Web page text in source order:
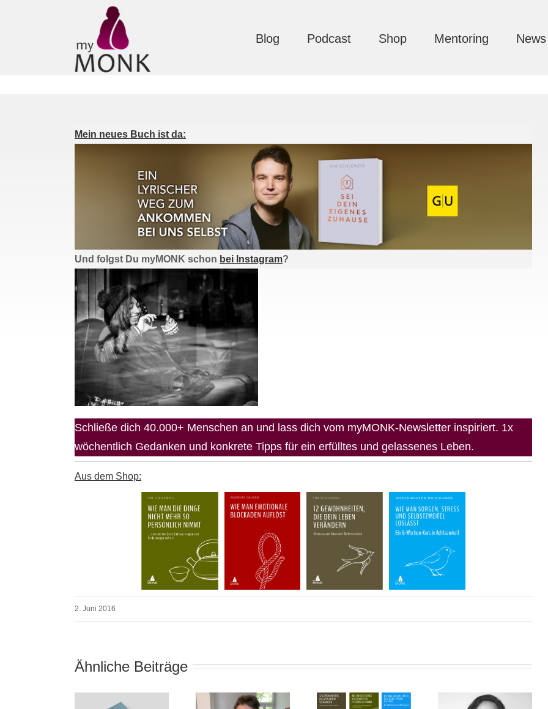
Blog Podcast Shop Mentoring News
Mein neues Buch ist da:
Und folgst Du myMONK schon bei Instagram?
Schließe dich 40.000+ Menschen an und lass dich vom myMONK-Newsletter inspiriert. 1x
wöchentlich Gedanken und konkrete Tipps für ein erfülltes und gelassenes Leben.
Aus dem Shop:
2. Juni 2016
Ähnliche Beiträge